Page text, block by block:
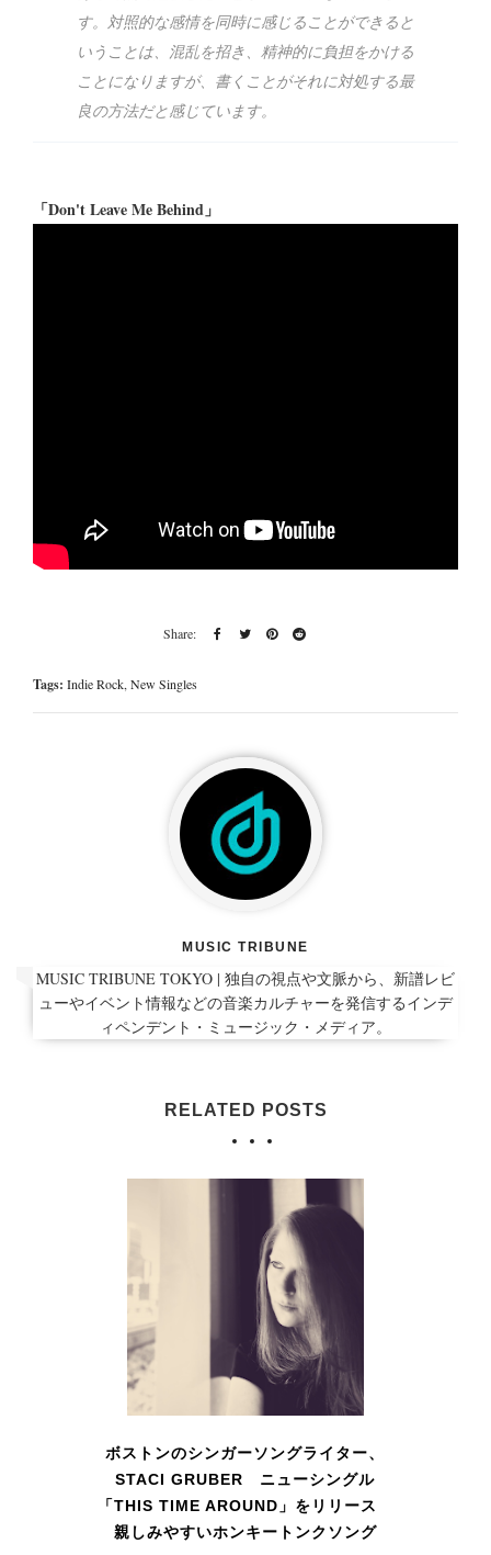
す。対照的な感情を同時に感じることができると
いうことは、混乱を招き、精神的に負担をかける
ことになりますが、書くことがそれに対処する最
良の方法だと感じています。
「Don't Leave Me Behind」
Tags: Indie Rock,New Singles
MUSIC TRIBUNE
MUSIC TRIBUNE TOKYO | 独自の視点や文脈から、新譜レビ
ューやイベント情報などの音楽カルチャーを発信するインデ
ィペンデント・ミュージック・メディア。
RELATED POSTS
ボストンのシンガーソングライター、
STACI GRUBER ニューシングル
「THIS TIME AROUND」をリリース
親しみやすいホンキートンクソング